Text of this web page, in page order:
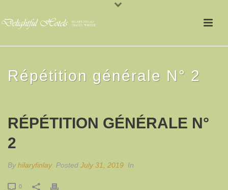
Répétition générale N° 2
RÉPÉTITION GÉNÉRALE N°
2
By hilaryfinlay Posted July 31, 2019 In
0